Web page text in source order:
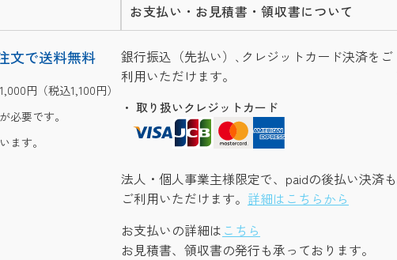
文で送料無料
円（税込1,100円）
必要です。
ます。
お支払い・お見積書・領収書について
銀行振込（先払い）､クレジットカード決済をご
利用いただけます。
・ 取り扱いクレジットカード
法人・個人事業主様限定で、paidの後払い決済も
ご利用いただけます。 詳細はこちらから
お支払いの詳細は こちら
お見積書、領収書の発行も承っております。